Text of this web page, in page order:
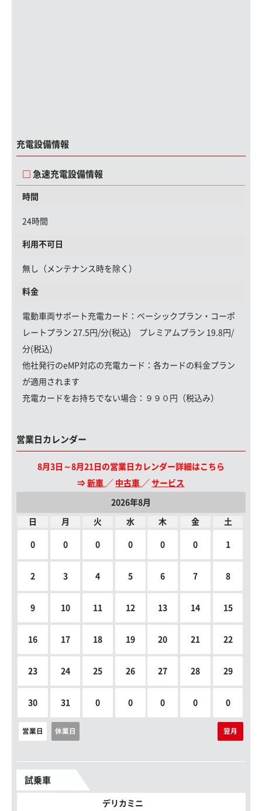
充電設備情報
急速充電設備情報
時間
24時間
利用不可日
無し（メンテナンス時を除く）
料金
電動車両サポート充電カード ：ベーシックプラン・コーポ
レートプラン 27.5円/分(税込) プレミアムプラン 19.8円/
分(税込)
他社発行のeMP対応の充電カード：各カードの料金プラン
が適用されます
充電カードをお持ちでない場合：
９９０円（税込み）
営業日カレンダー
8月3日～8月21日の営業日カレンダー詳細はこちら
⇒新車 ／ 中古車 ／サービス
2026年8月
日 月 火 水 木 金 土
0 0 0 0 0 0 1
2 3 4 5 6 7 8
9 10 11 12 13 14 15
16 17 18 19 20 21 22
23 24 25 26 27 28 29
30 31 0 0 0 0 0
営業日 休業日 翌月
試乗車
デリカミニ